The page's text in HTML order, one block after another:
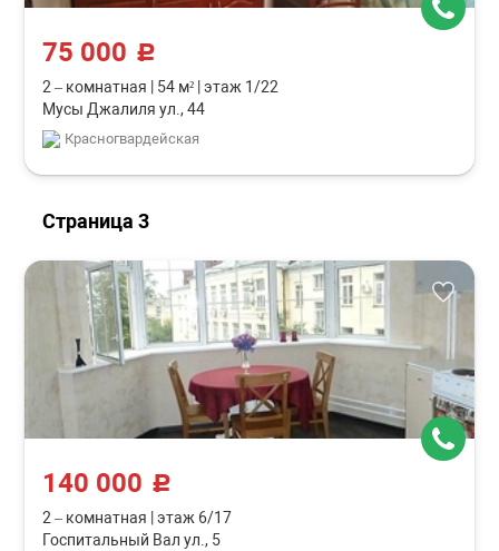
75 000 c
2 – комнатная 54 м² этаж 1/22
Мусы Джалиля ул., 44
Красногвардейская
Страница 3
140 000 c
2 – комнатная
этаж 6/17
Госпитальный Вал ул., 5